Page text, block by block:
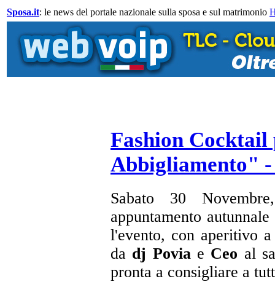
Sposa.it: le news del portale nazionale sulla sposa e sul matrimonio
Fashion
Abbigliamento"
Sabato 30
appuntamento
l'evento, con aperitivo
da dj Povia e Ceo al
pronta a consigliare a